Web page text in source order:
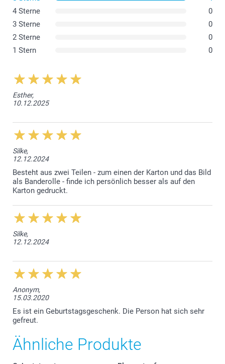
4 Sterne
0
3 Sterne
0
2 Sterne
0
1 Stern
0
Esther,
10.12.2025
Silke,
12.12.2024
Besteht aus zwei Teilen - zum einen der Karton und das Bild
als Banderolle - finde ich persönlich besser als auf den
Karton gedruckt.
Silke,
12.12.2024
Anonym,
15.03.2020
Es ist ein Geburtstagsgeschenk. Die Person hat sich sehr
gefreut.
Ähnliche Produkte